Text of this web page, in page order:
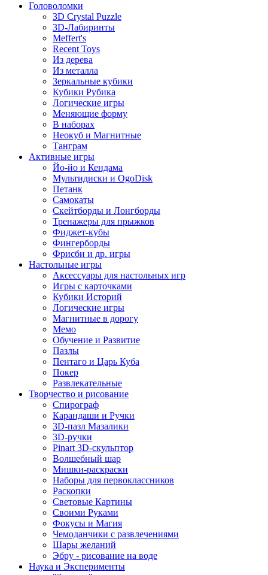
Головоломки
3D Crystal Puzzle
3D-Лабиринты
Meffert's
Recent Toys
Из дерева
Из металла
Зеркальные кубики
Кубики Рубика
Логические игры
Меняющие форму
В наборах
Неокуб и Магнитные
Танграм
Активные игры
Йо-йо и Кендама
Мультидиски и OgoDisk
Петанк
Самокаты
Скейтборды и Лонгборды
Тренажеры для прыжков
Фиджет-кубы
Фингерборды
Фрисби и др. игры
Настольные игры
Аксессуары для настольных игр
Игры с карточками
Кубики Историй
Логические игры
Магнитные в дорогу
Мемо
Обучение и Развитие
Пазлы
Пентаго и Царь Куба
Покер
Развлекательные
Творчество и рисование
Спирограф
Карандаши и Ручки
3D-пазл Мазалики
3D-ручки
Pinart 3D-скульптор
Волшебный шар
Мишки-раскраски
Наборы для первоклассников
Раскопки
Световые Картины
Своими Руками
Фокусы и Магия
Чемоданчики с развлечениями
Шары желаний
Эбру - рисование на воде
Наука и Эксперименты